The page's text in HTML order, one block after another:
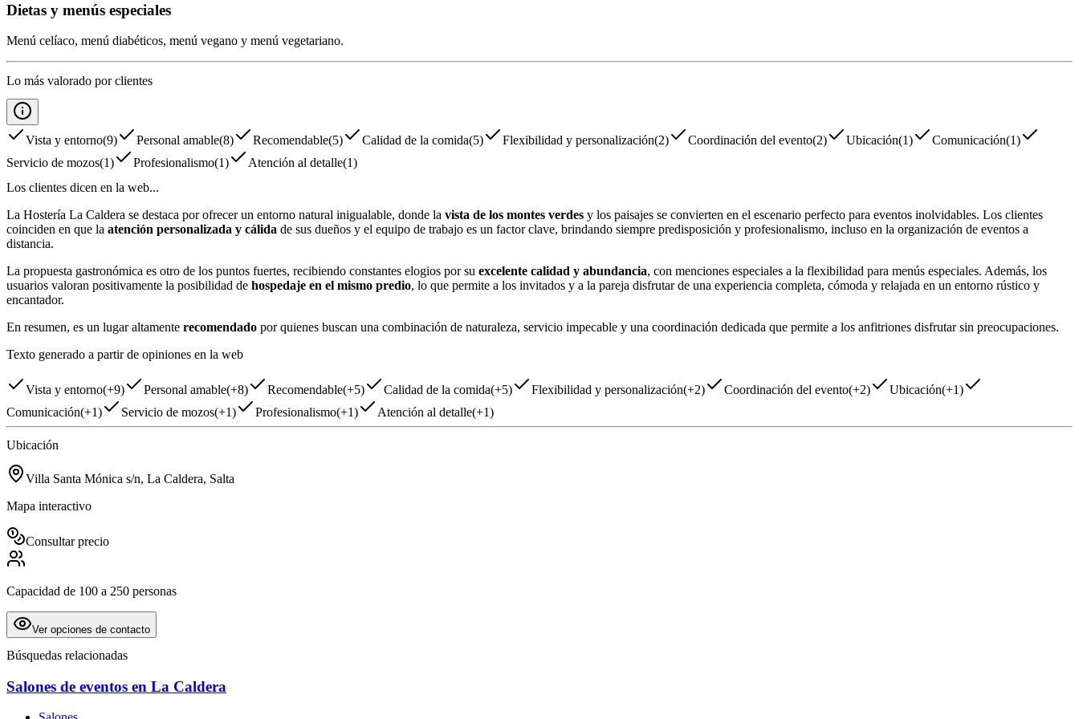
Dietas y menús especiales
Menú celíaco, menú diabéticos, menú vegano y menú vegetariano.
Lo más valorado por clientes
Vista y entorno(9) Personal amable(8) Recomendable(5) Calidad de la comida(5) Flexibilidad y personalización(2) Coordinación del evento(2) Ubicación(1) Comunicación(1)
Servicio de mozos(1) Profesionalismo(1) Atención al detalle(1)
Los clientes dicen en la web...
La Hostería La Caldera se destaca por ofrecer un entorno natural inigualable, donde la vista de los montes verdes y los paisajes se convierten en el escenario perfecto para eventos inolvidables. Los clientes
coinciden en que la atención personalizada y cálida de sus dueños y el equipo de trabajo es un factor clave, brindando siempre predisposición y profesionalismo, incluso en la organización de eventos a
distancia.
La propuesta gastronómica es otro de los puntos fuertes, recibiendo constantes elogios por su excelente calidad y abundancia, con menciones especiales a la flexibilidad para menús especiales. Además, los
usuarios valoran positivamente la posibilidad de hospedaje en el mismo predio, lo que permite a los invitados y a la pareja disfrutar de una experiencia completa, cómoda y relajada en un entorno rústico y
encantador.
En resumen, es un lugar altamente recomendado por quienes buscan una combinación de naturaleza, servicio impecable y una coordinación dedicada que permite a los anfitriones disfrutar sin preocupaciones.
Texto generado a partir de opiniones en la web
Vista y entorno(+9) Personal amable(+8) Recomendable(+5) Calidad de la comida(+5) Flexibilidad y personalización(+2) Coordinación del evento(+2) Ubicación(+1)
Comunicación(+1) Servicio de mozos(+1) Profesionalismo(+1) Atención al detalle(+1)
Ubicación
Villa Santa Mónica s/n, La Caldera, Salta
Mapa interactivo
Consultar precio
Capacidad de 100 a 250 personas
Ver opciones de contacto
Búsquedas relacionadas
Salones de eventos en La Caldera